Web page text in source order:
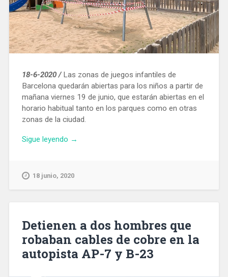
18-6-2020 /Las zonas de juegos infantiles de
Barcelona quedarán abiertas para los niños a partir de
mañana viernes 19 de junio, que estarán abiertas en el
horario habitual tanto en los parques como en otras
zonas de la ciudad.
Sigue leyendo «A
mañana
infantiles
de
Barcelona»
→
18 junio, 2020
Detienen a dos hombres que
robaban cables de cobre en la
autopista AP-7 y B-23